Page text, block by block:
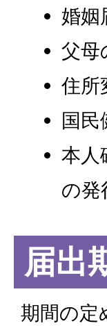
婚姻
父母
住所
国民
本人
の発
届出
期間の定